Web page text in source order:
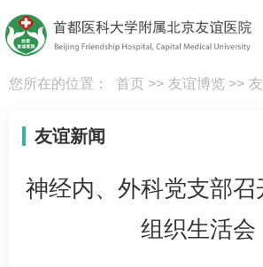
您所在的位置： 首页 >> 友谊博览 >>
友谊新闻
神经内、外科党支部召
组织生活会